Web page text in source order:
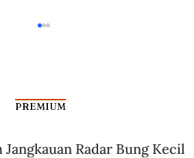
PREMIUM
Jangkauan Radar Bung Kecil